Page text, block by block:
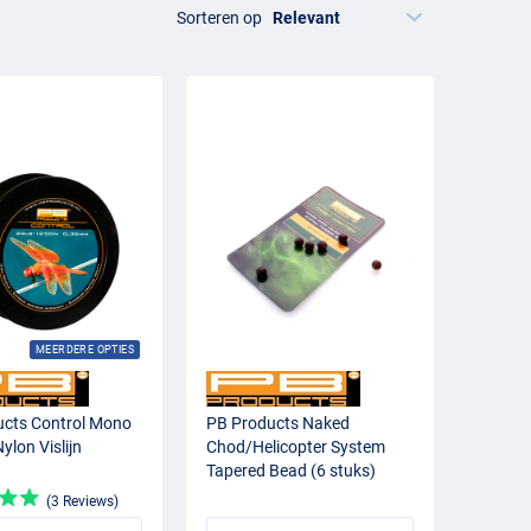
leaders, wartels, sleeves en andere accessoires voor
de kracht van een karper tijdens de dril.
juistekarper onderlijnmateriaal
kun je de presentatie
en betrouwbare inhaking. In combinatie met
onderdelen voor een doordachte en veilige
Sorteren op
MEERDERE OPTIES
Control Mono
Vislijn
(3 Reviews)
PB Products Naked
Chod/Helicopter System
Tapered Bead (6 stuks)